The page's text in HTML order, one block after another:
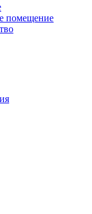
помещение